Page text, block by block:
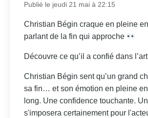
Publié le jeudi 21 mai à 22:15
Christian Bégin craque en pleine
parlant de la fin qui approche
Découvre ce qu’il a confié dans
Christian Bégin sent qu’un grand
sa fin… et son émotion en pleine
long. Une confidence touchante.
s'imposera certainement pour